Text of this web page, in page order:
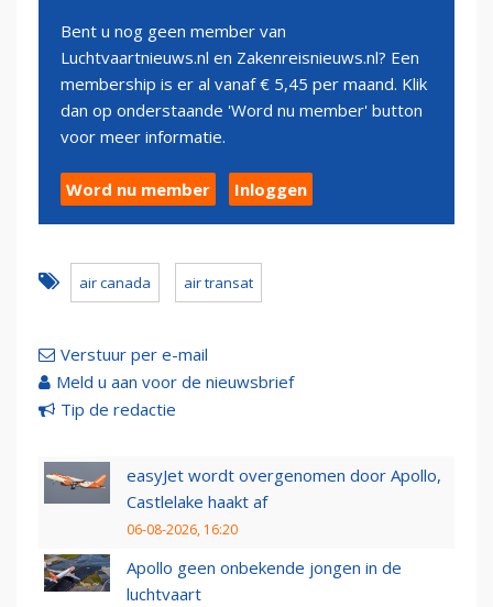
Bent u nog geen member van
Luchtvaartnieuws.nl en Zakenreisnieuws.nl? Een
membership is er al vanaf € 5,45 per maand. Klik
dan op onderstaande 'Word nu member' button
voor meer informatie.
Word nu member Inloggen
air canada air transat
Verstuur per e-mail
Meld u aan voor de nieuwsbrief
Tip de redactie
easyJet wordt overgenomen door Apollo,
Castlelake haakt af
06-08-2026, 16:20
Apollo geen onbekende jongen in de
luchtvaart